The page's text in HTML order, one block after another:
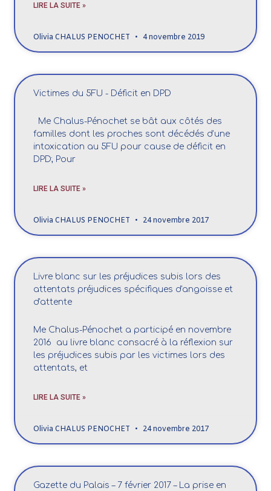
LIRE LA SUITE »
Olivia CHALUS PENOCHET 4 novembre 2019
Victimes du 5FU - Déficit en DPD
Me Chalus-Pénochet se bât aux côtés des
familles dont les proches sont décédés d’une
intoxication au 5FU pour cause de déficit en
DPD; Pour
LIRE LA SUITE »
Olivia CHALUS PENOCHET 24 novembre 2017
Livre blanc sur les préjudices subis lors des
attentats préjudices spécifiques d'angoisse et
d'attente
Me Chalus-Pénochet a participé en novembre
2016 au livre blanc consacré à la réflexion sur
les préjudices subis par les victimes lors des
attentats, et
LIRE LA SUITE »
Olivia CHALUS PENOCHET 24 novembre 2017
Gazette du Palais – 7 février 2017 – La prise en